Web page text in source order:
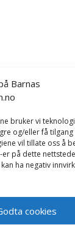
Barnas
bruker vi
og/eller få
vil tillate oss å
på dette
ha negativ
cookies
forskning|
dine
.